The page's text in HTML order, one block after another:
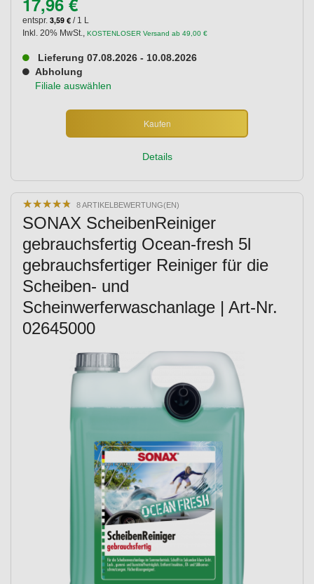
entspr. 3,59 € / 1 L
Inkl. 20% MwSt., KOSTENLOSER Versand ab 49,00 €
Lieferung 07.08.2026 - 10.08.2026
Abholung
Filiale auswählen
Kaufen
Details
★★★★★
★★★★★ 8 ARTIKELBEWERTUNG(EN)
SONAX ScheibenReiniger
gebrauchsfertig Ocean-fresh 5l
gebrauchsfertiger Reiniger für die
Scheiben- und
Scheinwerferwaschanlage | Art-Nr.
02645000